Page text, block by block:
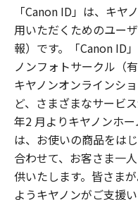
「Canon ID」は、キヤ
用いただくためのユー
報）です。「Canon ID
ノンフォトサークル（
キヤノンオンラインシ
ど、さまざまなサービ
年2 月よりキヤノンホ
は、お使いの商品をは
合わせて、お客さま一
供いたします。皆さま
ようキヤノンがご支援